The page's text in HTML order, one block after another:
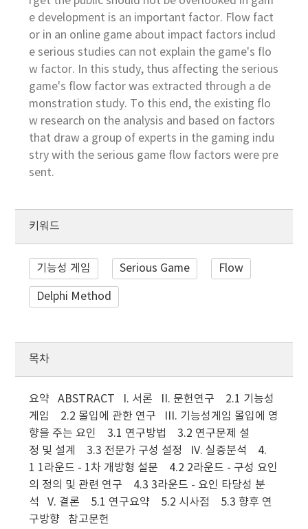
e development is an important factor. Flow fact
or in an online game about impact factors includ
e serious studies can not explain the game's flo
w factor. In this study, thus affecting the serious
game's flow factor was extracted through a de
monstration study. To this end, the existing flo
w research on the analysis and based on factors
that draw a group of experts in the gaming indu
stry with the serious game flow factors were pre
sent.
키워드
기능성 게임 Serious Game Flow
Delphi Method
목차
요약 ABSTRACT I. 서론 II. 문헌연구 2.1 기능성
게임 2.2 몰입에 관한 연구 III. 기능성게임 몰입에 영
향을 주는 요인 3.1 연구방법 3.2 연구문제 설
정 및 설계 3.3 전문가 구성 설정 IV. 실증분석 4.
1 1라운드 - 1차 개방형 설문 4.2 2라운드 - 구성 요인
의 정의 및 관련 연구 4.3 3라운드 - 요인 타당성 분
석 V. 결론 5.1 연구요약 5.2 시사점 5.3 향후 연
구방향 참고문헌